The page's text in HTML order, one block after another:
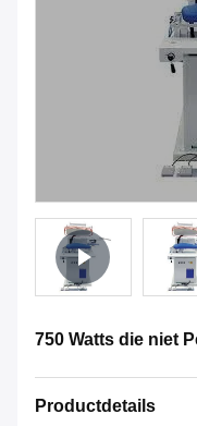
750 Watts die niet
Productdetails